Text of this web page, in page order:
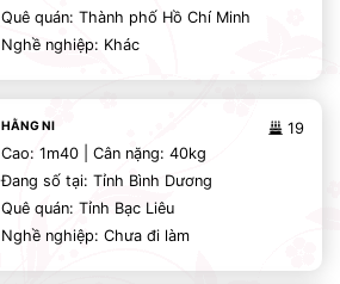
Quê quán: Thành phố Hồ Chí Minh
Nghề nghiệp: Khác
19
HẰNG NI
Cao: 1m40 | Cân nặng: 40kg
Đang số tại: Tỉnh Bình Dương
Quê quán: Tỉnh Bạc Liêu
Nghề nghiệp: Chưa đi làm